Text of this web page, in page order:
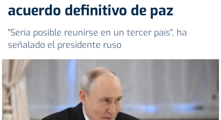
acuerdo definitivo de paz
"Sería posible reunirse en un tercer país", ha
señalado el presidente ruso